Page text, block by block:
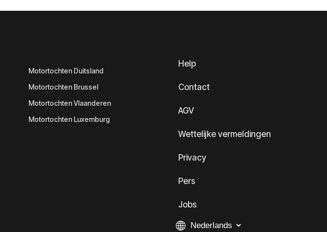
Motortochten Duitsland
Motortochten Brussel
Motortochten Vlaanderen
Motortochten Luxemburg
Help
Contact
AGV
Wettelijke vermeldingen
Privacy
Pers
Jobs